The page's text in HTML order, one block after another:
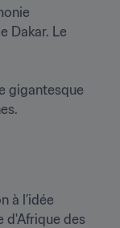
Dakar. Le
gigantesque
à l’idée
d'Afrique des